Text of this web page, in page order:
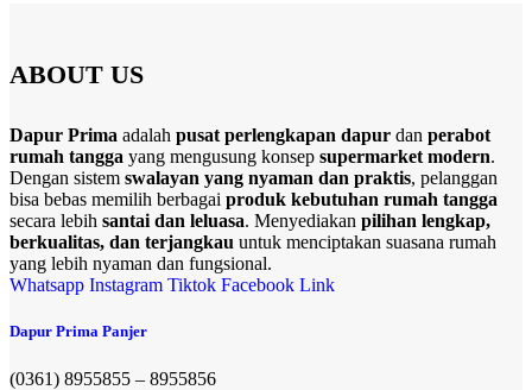
ABOUT US
Dapur Prima adalah pusat perlengkapan dapur dan perabot
rumah tangga yang mengusung konsep supermarket modern.
Dengan sistem swalayan yang nyaman dan praktis, pelanggan
bisa bebas memilih berbagai produk kebutuhan rumah tangga
secara lebih santai dan leluasa. Menyediakan pilihan lengkap,
berkualitas, dan terjangkau untuk menciptakan suasana rumah
yang lebih nyaman dan fungsional.
Whatsapp Instagram Tiktok Facebook Link
Dapur Prima Panjer
(0361) 8955855 – 8955856​